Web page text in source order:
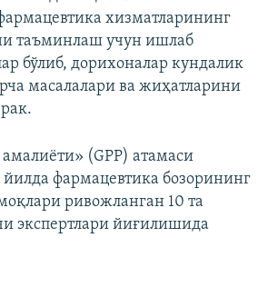
хизматларининг
таъминлаш учун ишлаб
бўлиб, дорихоналар кундалик
масалалари ва жиҳатларини
(GPP) атамаси
йилда фармацевтика бозорининг
ривожланган 10 та
экспертлари йиғилишида